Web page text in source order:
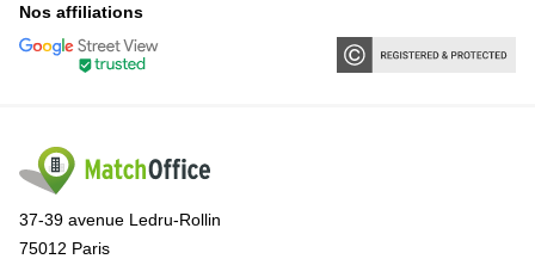
Nos affiliations
37-39 avenue Ledru-Rollin
75012 Paris